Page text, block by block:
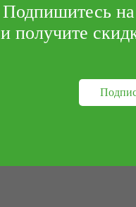
Подпишитесь
и получите